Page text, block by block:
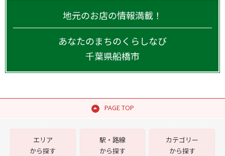
地元のお店の情報満載！
あなたのまちのくらしなび
千葉県船橋市
PAGE TOP
エリア
から探す
駅・路線
から探す
カテゴリー
から探す